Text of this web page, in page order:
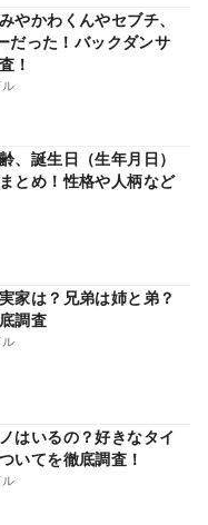
やかわくんやセブチ、
った！バックダンサ
！
、誕生日（生年月日）
とめ！性格や人柄など
家は？兄弟は姉と弟？
調査
はいるの？好きなタイ
いてを徹底調査！